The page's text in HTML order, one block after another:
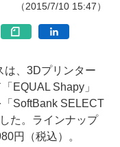
（2015/7/10 15:47）
、3Dプリンター
EQUAL Shapy」
「SoftBank SELECT
た。ラインナップ
円（税込）。